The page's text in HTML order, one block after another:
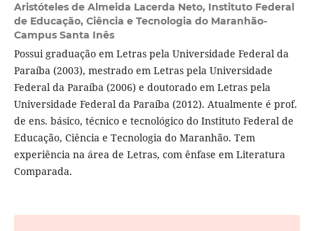
Aristóteles de Almeida Lacerda Neto, Instituto Federal
de Educação, Ciência e Tecnologia do Maranhão-
Campus Santa Inês
Possui graduação em Letras pela Universidade Federal da
Paraíba (2003), mestrado em Letras pela Universidade
Federal da Paraíba (2006) e doutorado em Letras pela
Universidade Federal da Paraíba (2012). Atualmente é prof.
de ens. básico, técnico e tecnológico do Instituto Federal de
Educação, Ciência e Tecnologia do Maranhão. Tem
experiência na área de Letras, com ênfase em Literatura
Comparada.